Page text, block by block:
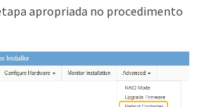
apropriada no procedimento